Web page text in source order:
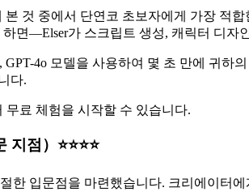
본 것 중에서 단연코 초보자에게 가장 적
면—Elser가 스크립트 생성, 캐릭터 디자
GPT-4o 모델을 사용하여 몇 초 만에 귀
다.
무료 체험을 시작할 수 있습니다.
점）⭐⭐⭐⭐
한 입문점을 마련했습니다. 크리에이